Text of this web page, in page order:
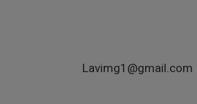
Lavimg1@gmail.com